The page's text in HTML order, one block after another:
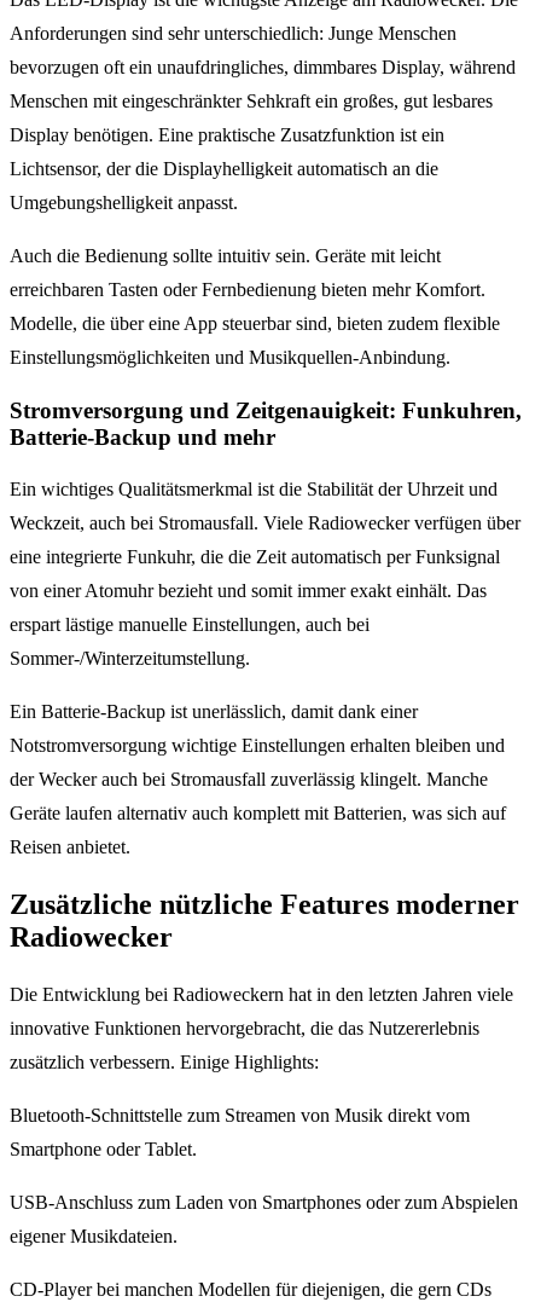
Anforderungen sind sehr unterschiedlich: Junge Menschen
bevorzugen oft ein unaufdringliches, dimmbares Display, während
Menschen mit eingeschränkter Sehkraft ein großes, gut lesbares
Display benötigen. Eine praktische Zusatzfunktion ist ein
Lichtsensor, der die Displayhelligkeit automatisch an die
Umgebungshelligkeit anpasst.
Auch die Bedienung sollte intuitiv sein. Geräte mit leicht
erreichbaren Tasten oder Fernbedienung bieten mehr Komfort.
Modelle, die über eine App steuerbar sind, bieten zudem flexible
Einstellungsmöglichkeiten und Musikquellen-Anbindung.
Stromversorgung und Zeitgenauigkeit: Funkuhren,
Batterie-Backup und mehr
Ein wichtiges Qualitätsmerkmal ist die Stabilität der Uhrzeit und
Weckzeit, auch bei Stromausfall. Viele Radiowecker verfügen über
eine integrierte Funkuhr, die die Zeit automatisch per Funksignal
von einer Atomuhr bezieht und somit immer exakt einhält. Das
erspart lästige manuelle Einstellungen, auch bei
Sommer-/Winterzeitumstellung.
Ein Batterie-Backup ist unerlässlich, damit dank einer
Notstromversorgung wichtige Einstellungen erhalten bleiben und
der Wecker auch bei Stromausfall zuverlässig klingelt. Manche
Geräte laufen alternativ auch komplett mit Batterien, was sich auf
Reisen anbietet.
Zusätzliche nützliche Features moderner
Radiowecker
Die Entwicklung bei Radioweckern hat in den letzten Jahren viele
innovative Funktionen hervorgebracht, die das Nutzererlebnis
zusätzlich verbessern. Einige Highlights:
Bluetooth-Schnittstelle zum Streamen von Musik direkt vom
Smartphone oder Tablet.
USB-Anschluss zum Laden von Smartphones oder zum Abspielen
eigener Musikdateien.
CD-Player bei manchen Modellen für diejenigen, die gern CDs